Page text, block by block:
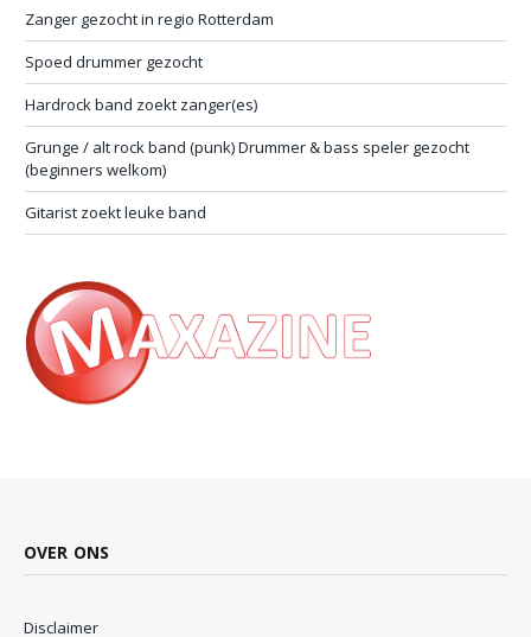
Zanger gezocht in regio Rotterdam
Spoed drummer gezocht
Hardrock band zoekt zanger(es)
Grunge / alt rock band (punk) Drummer & bass speler gezocht
(beginners welkom)
Gitarist zoekt leuke band
OVER ONS
Disclaimer